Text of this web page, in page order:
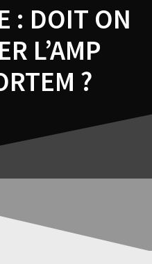
: DOIT ON
L’AMP
?